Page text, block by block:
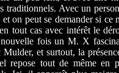
traditionnels. Avec un
et on peut se demander si
tout cas avec intérêt le
fois un M. X
Mulder, et surtout, la
repose tout de même en